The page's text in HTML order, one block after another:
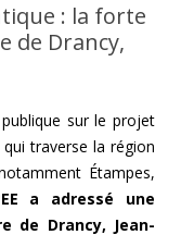
: la forte
de Drancy,
sur le projet
traverse la région
Étampes,
a adressé une
de Drancy, Jean-